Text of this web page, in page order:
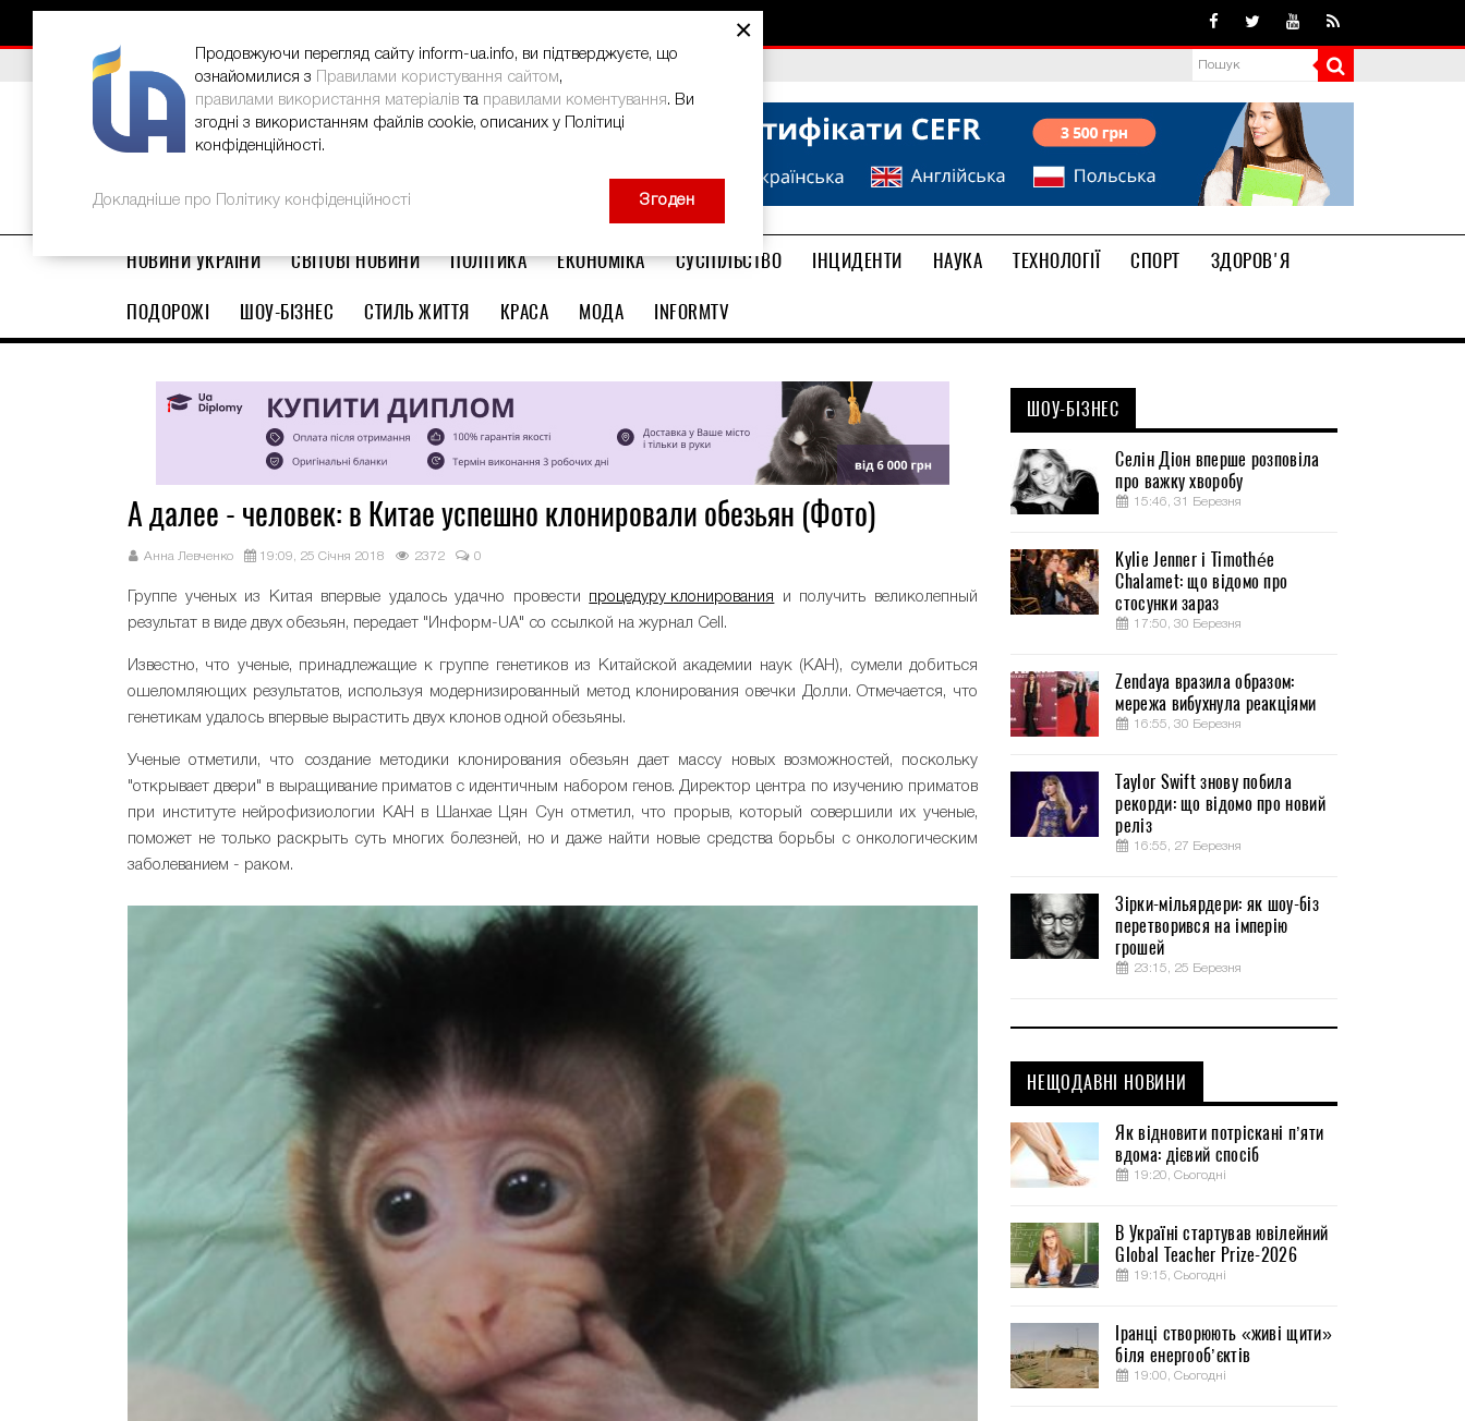
ВИБІР РЕДАКЦІЇ В Україні стартував ювілейний Global Teacher Prize-2026
НОВИНИ УКРАЇНИ СВІТОВІ НОВИНИ ПОЛІТИКА ЕКОНОМІКА СУСПІЛЬСТВО ІНЦИДЕНТИ НАУКА ТЕХНОЛОГІЇ СПОРТ
ЗДОРОВ'Я
ПОДОРОЖІ
ШОУ-БІЗНЕС СТИЛЬ ЖИТТЯ КРАСА МОДА INFORMTV
А далее - человек: в Китае успешно клонировали обезьян (Фото)
Анна Левченко 19:09, 25 Січня 2018 2372 0
Группе ученых из Китая впервые удалось удачно провести процедуру клонирования и получить великолепный
результат в виде двух обезьян, передает "Информ-UA" со ссылкой на журнал Cell.
Известно, что ученые, принадлежащие к группе генетиков из Китайской академии наук (КАН), сумели добиться
ошеломляющих результатов, используя модернизированный метод клонирования овечки Долли. Отмечается, что
генетикам удалось впервые вырастить двух клонов одной обезьяны.
Ученые отметили, что создание методики клонирования обезьян дает массу новых возможностей, поскольку
"открывает двери" в выращивание приматов с идентичным набором генов. Директор центра по изучению приматов
при институте нейрофизиологии КАН в Шанхае Цян Сун отметил, что прорыв, который совершили их ученые,
поможет не только раскрыть суть многих болезней, но и даже найти новые средства борьбы с онкологическим
заболеванием - раком.
ШОУ-БІЗНЕС
Селін Діон вперше розповіла
про важку хворобу
15:46, 31 Березня
Kylie Jenner і Timothée
Chalamet: що відомо про
стосунки зараз
17:50, 30 Березня
Zendaya вразила образом:
мережа вибухнула реакціями
16:55, 30 Березня
Taylor Swift знову побила
рекорди: що відомо про новий
реліз
16:55, 27 Березня
Зірки-мільярдери: як шоу-біз
перетворився на імперію
грошей
23:15, 25 Березня
НЕЩОДАВНІ НОВИНИ
Як відновити потріскані п’яти
вдома: дієвий спосіб
19:20, Сьогодні
В Україні стартував ювілейний
Global Teacher Prize-2026
19:15, Сьогодні
Іранці створюють «живі щити»
біля енергооб’єктів
19:00, Сьогодні
×
Продовжуючи перегляд сайту inform-ua.info, ви підтверджуєте, що
ознайомилися з
Правилами користування сайтом,
правилами використання матеріалів та правилами коментування. Ви
згодні з використанням файлів cookie, описаних у Політиці
конфіденційності.
Докладніше про Політику конфіденційності Згоден